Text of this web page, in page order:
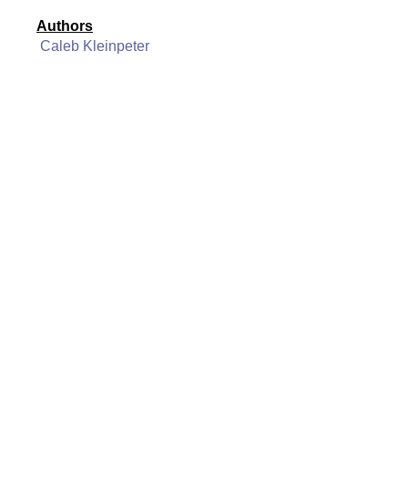
Authors
Caleb Kleinpeter